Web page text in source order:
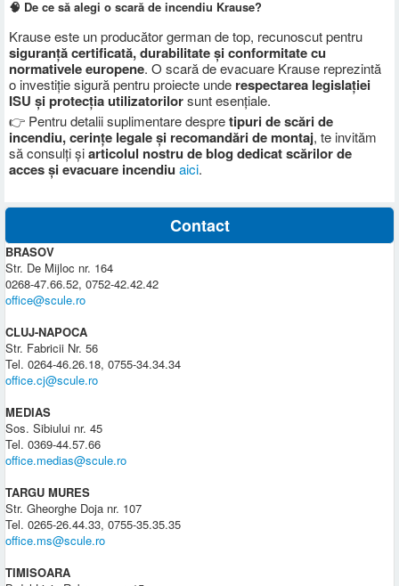
🧠 De ce să alegi o scară de incendiu Krause?
Krause este un producător german de top, recunoscut pentru
siguranță certificată, durabilitate și conformitate cu
normativele europene. O scară de evacuare Krause reprezintă
o investiție sigură pentru proiecte unde respectarea legislației
ISU și protecția utilizatorilorsunt esențiale.
👉 Pentru detalii suplimentare despretipuri de scări de
incendiu, cerințe legale și recomandări de montaj, te invităm
să consulți șiarticolul nostru de blog dedicat scărilor de
acces și evacuare incendiu aici.
Contact
BRASOV
Str. De Mijloc nr. 164
0268-47.66.52, 0752-42.42.42
office@scule.ro
CLUJ-NAPOCA
Str. Fabricii Nr. 56
Tel. 0264-46.26.18, 0755-34.34.34
office.cj@scule.ro
MEDIAS
Sos. Sibiului nr. 45
Tel. 0369-44.57.66
office.medias@scule.ro
TARGU MURES
Str. Gheorghe Doja nr. 107
Tel. 0265-26.44.33, 0755-35.35.35
office.ms@scule.ro
TIMISOARA